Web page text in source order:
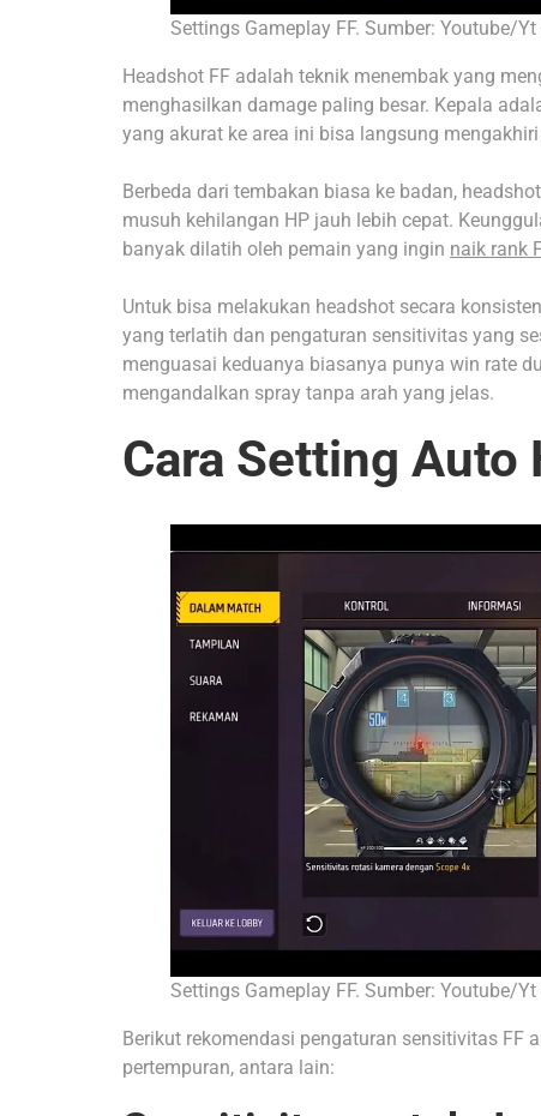
Settings Gameplay FF. Sumber: Youtube/
Headshot FF adalah teknik menembak yang
menghasilkan damage paling besar. Kepala
yang akurat ke area ini bisa langsung
Berbeda dari tembakan biasa ke badan,
musuh kehilangan HP jauh lebih cepat.
banyak dilatih oleh pemain yang ingin naik rank
Untuk bisa melakukan headshot secara
yang terlatih dan pengaturan sensitivitas yang
menguasai keduanya biasanya punya win rate
mengandalkan spray tanpa arah yang jelas.
Cara Setting Auto
Settings Gameplay FF. Sumber: Youtube/
Berikut rekomendasi pengaturan sensitivitas FF
pertempuran, antara lain: